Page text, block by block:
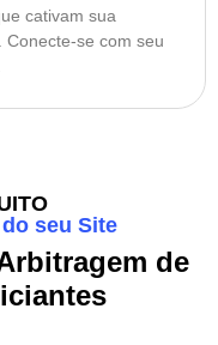
cativam sua
se com seu
seu Site
de